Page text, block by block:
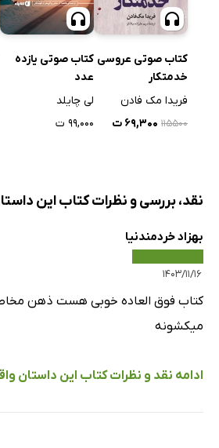
کتاب صوتی عروسی
خدمتکار
فریدا مک فادن
۱۱۵۵۰۰ ۶۹,۳۰۰ ت
کتاب صوتی یازده
عدد
لی چایلد
۹۹,۰۰۰ ت
نقد، بررسی و نظرات کتاب این
بهزاد خردمندنیا
۱۴۰۳/۱۱/۱۶
کتاب فوق العاده خوبی هست ذهن
میکشونه
ادامه نقد و نظرات کتاب این داستان